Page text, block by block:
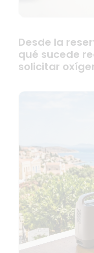
Desde la
qué sucede
solicitar